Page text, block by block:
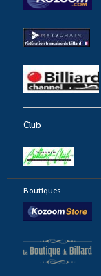
Club
Boutiques